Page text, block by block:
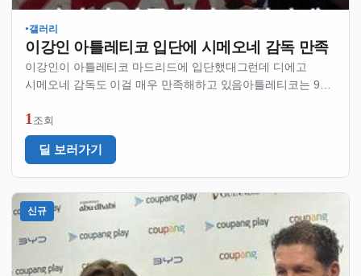
● 갤러리
이강인 아틀레티코 입단에 시메오네 감독 만족
이강인이 아틀레티코 마드리드에 입단했대그런데 디에고
시메오네 감독도 이걸 매우 만족해하고 있음아틀레티코는 9일
하려던 건가 봄원래 이강인은 스페인 프리메라리가에서 뛰고
있는 선수인데이번에 아틀레티코로 이적한 거임…
1 조회
딜 보러가기
신규